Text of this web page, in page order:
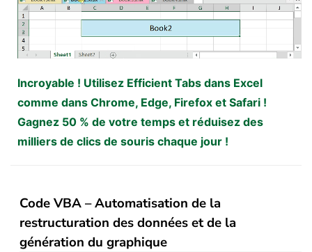
Incroyable ! Utilisez Efficient Tabs dans Excel
comme dans Chrome, Edge, Firefox et Safari !
Gagnez 50 % de votre temps et réduisez des
milliers de clics de souris chaque jour !
Code VBA – Automatisation de la
restructuration des données et de la
génération du graphique